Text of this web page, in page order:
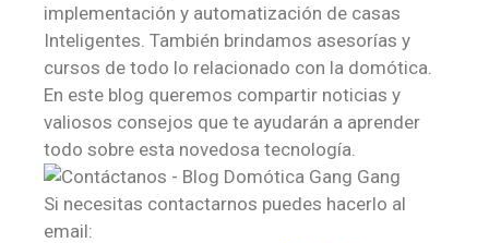
implementación y automatización de casas
Inteligentes. También brindamos asesorías y
cursos de todo lo relacionado con la domótica.
En este blog queremos compartir noticias y
valiosos consejos que te ayudarán a aprender
todo sobre esta novedosa tecnología.
Si necesitas contactarnos puedes hacerlo al
email: